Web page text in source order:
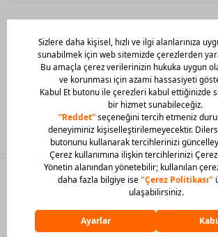
Mobil Uygulamamızı Hemen
© 2026 Barcin Tüm Hakları